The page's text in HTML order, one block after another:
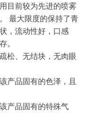
目前较为先进的喷雾
最大限度的保持了青
，流动性好，口感
。
松、无结块，无肉眼
产品固有的色泽，且
产品固有的特殊气